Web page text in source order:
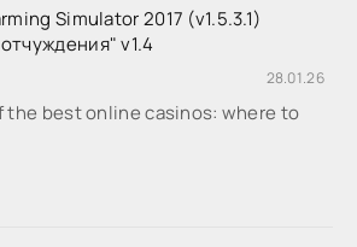
Simulator 2017 (v1.5.3.1)
v1.4
28.01.26
the best online casinos: where to